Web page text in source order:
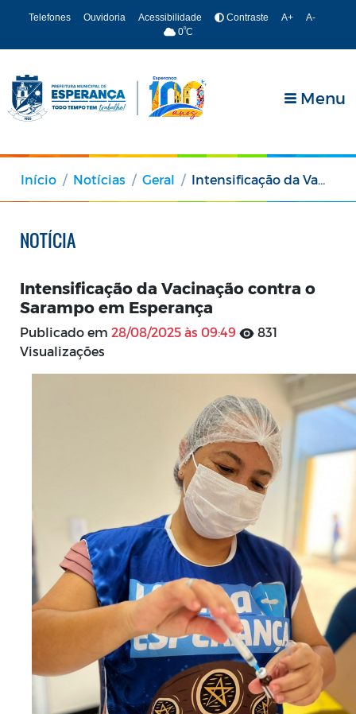
Telefones Ouvidoria Acessibilidade Contraste A+
A-
0ºC
Menu
Início Notícias Geral Intensificação da Vacinação contra o Sarampo em Esperança
NOTÍCIA
Intensificação da Vacinação contra o
Sarampo em Esperança
Publicado em 28/08/2025 às 09:49
831
Visualizações